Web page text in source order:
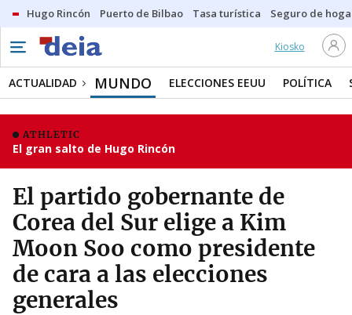
Hugo Rincón Puerto de Bilbao Tasa turística Seguro de
Kiosko
ACTUALIDAD MUNDO ELECCIONES EEUU POLÍTICA
ATHLETIC
El gran salto de Hugo Rincón
El partido gobernante de
Corea del Sur elige a Kim
Moon Soo como presidente
de cara a las elecciones
generales